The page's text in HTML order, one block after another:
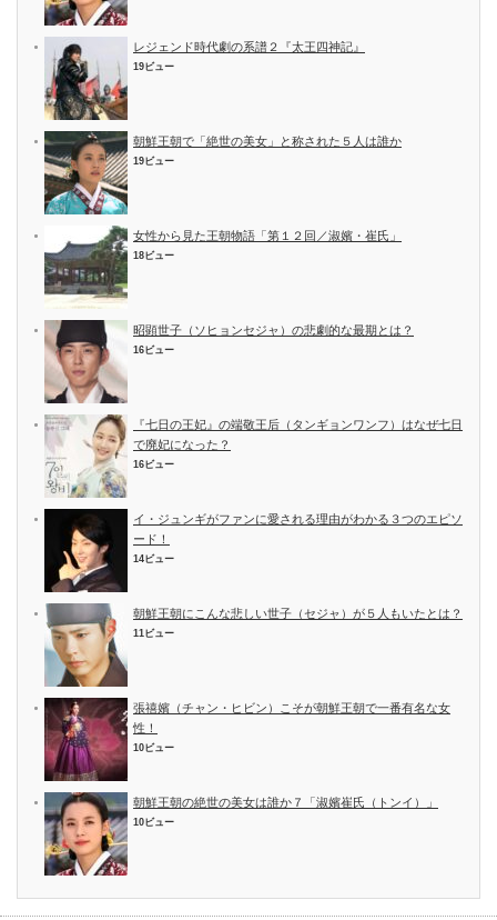
レジェンド時代劇の系譜２『太王四神記』
19ビュー
朝鮮王朝で「絶世の美女」と称された５人は誰か
19ビュー
女性から見た王朝物語「第１２回／淑嬪・崔氏」
18ビュー
昭顕世子（ソヒョンセジャ）の悲劇的な最期とは？
16ビュー
『七日の王妃』の端敬王后（タンギョンワンフ）はなぜ七日
で廃妃になった？
16ビュー
イ・ジュンギがファンに愛される理由がわかる３つのエピソ
ード！
14ビュー
朝鮮王朝にこんな悲しい世子（セジャ）が５人もいたとは？
11ビュー
張禧嬪（チャン・ヒビン）こそが朝鮮王朝で一番有名な女
性！
10ビュー
朝鮮王朝の絶世の美女は誰か７「淑嬪崔氏（トンイ）」
10ビュー